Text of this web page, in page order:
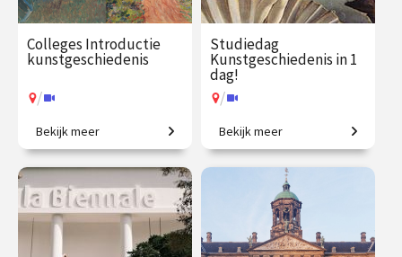
Colleges Introductie
kunstgeschiedenis
/
2500 jaar westerse
kunstgeschiedenis in
vogelvlucht.
€ 345.00
vanaf 21
sep.
Op locatie of online
Bekijk meer
Studiedag
Kunstgeschiedenis in 1
dag!
/
Uitdagende expeditie van
Grieken tot moderne kunst.
€ 65.00 / €
aug.
/ Op locatie of online
Bekijk meer